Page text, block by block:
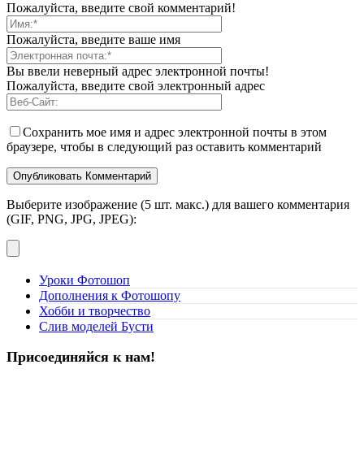
Пожалуйста, введите свой комментарий!
Пожалуйста, введите ваше имя
Вы ввели неверный адрес электронной почты!
Пожалуйста, введите свой электронный адрес
Сохранить мое имя и адрес электронной почты в этом
браузере, чтобы в следующий раз оставить комментарий
Выберите изображение (5 шт. макс.) для вашего комментария
(GIF, PNG, JPG, JPEG):
Уроки Фотошоп
Дополнения к Фотошопу
Хобби и творчество
Слив моделей Бусти
Присоединяйся к нам!